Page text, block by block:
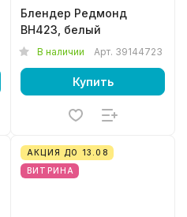
Блендер Редмонд
BH423, белый
В наличии Арт. 39144723
Купить
АКЦИЯ ДО 13.08
ВИТРИНА